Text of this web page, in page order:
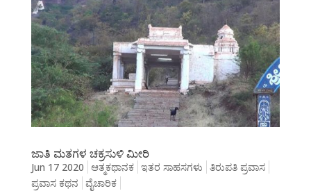
ಜಾತಿ ಮತಗಳ ಚಕ್ರಸುಳಿ ಮೀರಿ
Jun 17 2020 ಆತ್ಮಕಥಾನಕ ಇತರ ಸಾಹಸಗಳು ತಿರುಪತಿ ಪ್ರವಾಸ
ಪ್ರವಾಸ ಕಥನ ವೈಚಾರಿಕ